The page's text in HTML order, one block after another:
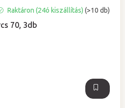
70, 3db
Raktáron (24ó kiszállítás)(>10 db)